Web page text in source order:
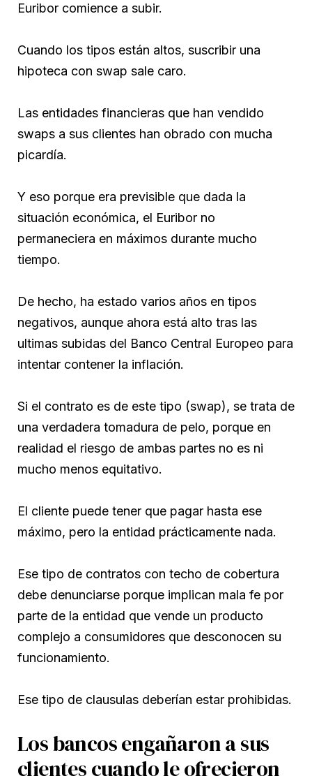
Euribor comience a subir.
Cuando los tipos están altos, suscribir una
hipoteca con swap sale caro.
Las entidades financieras que han vendido
swaps a sus clientes han obrado con mucha
picardía.
Y eso porque era previsible que dada la
situación económica, el Euribor no
permaneciera en máximos durante mucho
tiempo.
De hecho, ha estado varios años en tipos
negativos, aunque ahora está alto tras las
ultimas subidas del Banco Central Europeo para
intentar contener la inflación.
Si el contrato es de este tipo (swap), se trata de
una verdadera tomadura de pelo, porque en
realidad el riesgo de ambas partes no es ni
mucho menos equitativo.
El cliente puede tener que pagar hasta ese
máximo, pero la entidad prácticamente nada.
Ese tipo de contratos con techo de cobertura
debe denunciarse porque implican mala fe por
parte de la entidad que vende un producto
complejo a consumidores que desconocen su
funcionamiento.
Ese tipo de clausulas deberían estar prohibidas.
Los bancos engañaron a sus
clientes cuando le ofrecieron